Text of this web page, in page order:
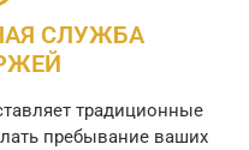
СЛУЖБА
традиционные
пребывание ваших